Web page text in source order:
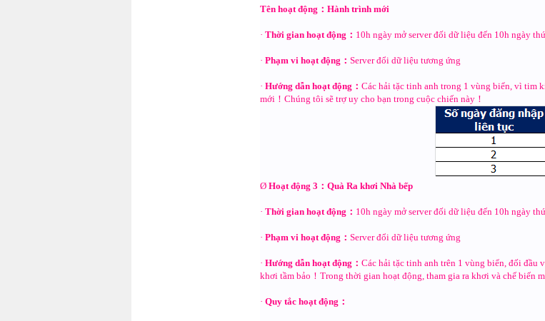
Tên hoạt động：Hành trình mới
· Thời gian hoạt động： 10h ngày mở server đối dữ liệu đến 10h ngày
· Phạm vi hoạt động： Server đổi dữ liệu tương ứng
· Hướng dẫn hoạt động： Các hải tặc tinh anh trong 1 vùng biển, vì tim
mới！Chúng tôi sẽ trợ uy cho bạn trong cuộc chiến này！
Ø Hoạt động 3：Quà Ra khơi Nhà bếp
· Thời gian hoạt động： 10h ngày mở server đối dữ liệu đến 10h ngày
· Phạm vi hoạt động： Server đổi dữ liệu tương ứng
· Hướng dẫn hoạt động： Các hải tặc tinh anh trên 1 vùng biển, đối đầu
khơi tầm bảo！Trong thời gian hoạt động, tham gia ra khơi và chế biến
· Quy tắc hoạt động：